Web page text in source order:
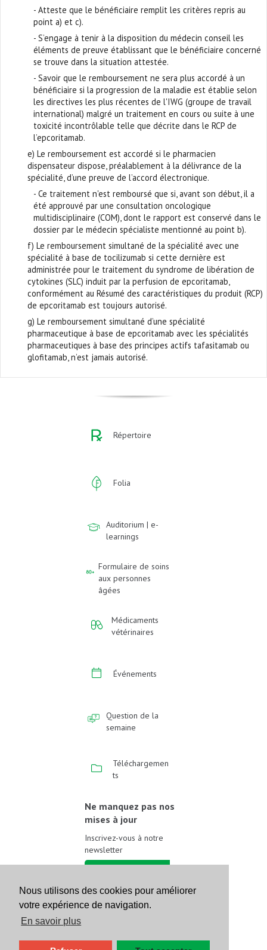
Nous utilisons des cookies pour améliorer
votre expérience de navigation.
En savoir plus
- Atteste que le bénéficiaire remplit les critères repris au
point a) et c).
- S’engage à tenir à la disposition du médecin conseil les
éléments de preuve établissant que le bénéficiaire concerné
se trouve dans la situation attestée.
- Savoir que le remboursement ne sera plus accordé à un
bénéficiaire si la progression de la maladie est établie selon
les directives les plus récentes de l'IWG (groupe de travail
international) malgré un traitement en cours ou suite à une
toxicité incontrôlable telle que décrite dans le RCP de
l’epcoritamab.
e) Le remboursement est accordé si le pharmacien
dispensateur dispose, préalablement à la délivrance de la
spécialité, d’une preuve de l’accord électronique.
- Ce traitement n'est remboursé que si, avant son début, il a
été approuvé par une consultation oncologique
multidisciplinaire (COM), dont le rapport est conservé dans le
dossier par le médecin spécialiste mentionné au point b).
f) Le remboursement simultané de la spécialité avec une
spécialité à base de tocilizumab si cette dernière est
administrée pour le traitement du syndrome de libération de
cytokines (SLC) induit par la perfusion de epcoritamab,
conformément au Résumé des caractéristiques du produit (RCP)
de epcoritamab est toujours autorisé.
g) Le remboursement simultané d’une spécialité
pharmaceutique à base de epcoritamab avec les spécialités
pharmaceutiques à base des principes actifs tafasitamab ou
glofitamab, n’est jamais autorisé.
Répertoire
Folia
Auditorium | e-
learnings
Formulaire de soins
aux personnes
âgées
Médicaments
vétérinaires
Événements
Question de la
semaine
Téléchargemen
ts
Ne manquez pas nos
mises à jour
Inscrivez-vous à notre
newsletter
Suivez-nous sur les